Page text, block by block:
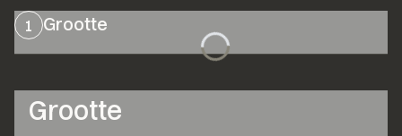
1 Grootte
Grootte